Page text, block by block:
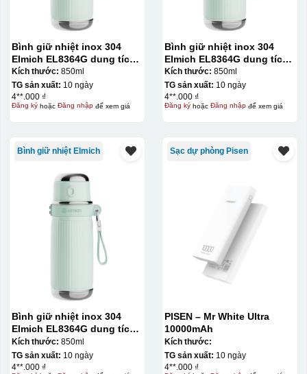
Bình giữ nhiệt inox 304
Elmich EL8364G dung tích
850ml
Kích thước: 850ml
TG sản xuất: 10 ngày
4**.000 ₫
Đăng kýhoặc Đăng nhậpđể xem giá
Bình giữ nhiệt inox 304
Elmich EL8364G dung tích
850ml
Kích thước: 850ml
TG sản xuất: 10 ngày
4**.000 ₫
Đăng kýhoặc Đăng nhậpđể xem giá
Bình giữ nhiệt Elmich
Bình giữ nhiệt inox 304
Elmich EL8364G dung tích
850ml
Kích thước: 850ml
TG sản xuất: 10 ngày
4**.000 ₫
Sạc dự phòng Pisen
PISEN – Mr White Ultra
10000mAh
Kích thước:
TG sản xuất: 10 ngày
4**.000 ₫